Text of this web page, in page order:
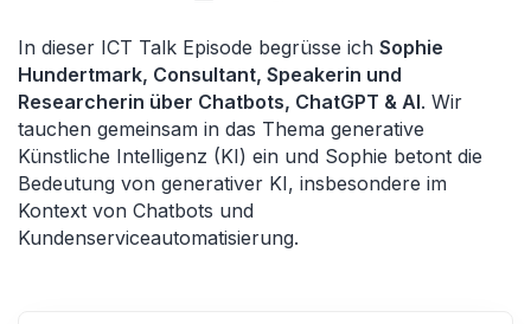
In dieser ICT Talk Episode begrüsse ich Sophie
Hundertmark, Consultant, Speakerin und
Researcherin über Chatbots, ChatGPT & AI. Wir
tauchen gemeinsam in das Thema generative
Künstliche Intelligenz (KI) ein und Sophie betont die
Bedeutung von generativer KI, insbesondere im
Kontext von Chatbots und
Kundenserviceautomatisierung.